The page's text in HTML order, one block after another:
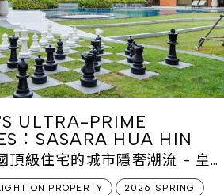
ULTRA-PRIME
：SASARA HUA HIN
頂級住宅的城市隱奢潮流 - 皇家
ON PROPERTY 2026 SPRING